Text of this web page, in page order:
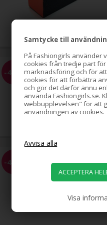
Samtycke till
På Fashiongirls använder
cookies från tredje part
marknadsföring och för
cookies för att förbättra
och gör det därför ännu
använda Fashiongirls.se.
webbupplevelsen" för att
användningen av cookies.
Visa
-41%
-43%